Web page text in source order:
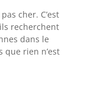
cher. C’est
recherchent
dans le
que rien n’est